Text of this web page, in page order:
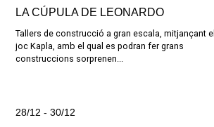
LA CÚPULA DE LEONARDO
Tallers de construcció a gran escala, mitjançant el
joc Kapla, amb el qual es podran fer grans
construccions sorprenen...
28/12 - 30/12